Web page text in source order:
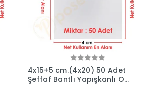
4x15+5 cm.(4x20) 50 Adet
Şeffaf Bantlı Yapışkanlı OPP